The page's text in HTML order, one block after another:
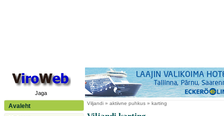
Jaga
Avaleht
Viljandi » aktiivne puhkus » karting